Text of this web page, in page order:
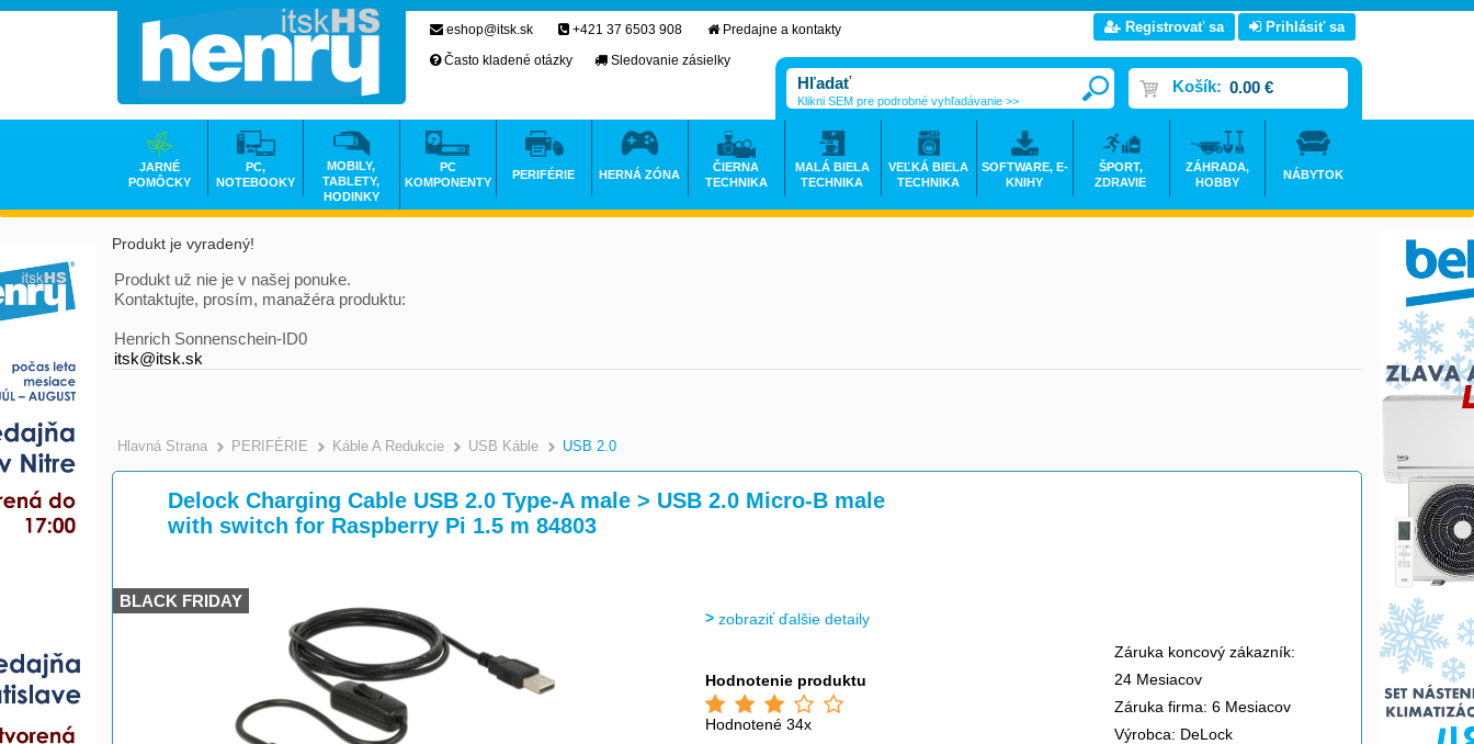
Produkt je vyradený!
Produkt už nie je v našej ponuke.
Kontaktujte, prosím, manažéra produktu:
Henrich Sonnenschein-ID0
itsk@itsk.sk
Hlavná Strana >
PERIFÉRIE >
Káble A Redukcie >
USB Káble >
USB 2.0
Delock Charging Cable USB 2.0 Type-A male > USB 2.0 Micro-B male
with switch for Raspberry Pi 1.5 m 84803
BLACK FRIDAY
zobraziť ďalšie detaily
Hodnotenie produktu
Hodnotené 34x
Záruka koncový zákazník:
24 Mesiacov
Záruka firma: 6 Mesiacov
Výrobca: DeLock
eshop@itsk.sk +421 37 6503 908
Predajne a kontakty
Často kladené otázky
Sledovanie zásielky
Registrovať sa Prihlásiť sa
Košík: 0.00 €
Klikni SEM pre podrobné vyhľadávanie >>
JARNÉ
POMÔCKY
PC,
NOTEBOOKY
MOBILY,
TABLETY,
HODINKY
PC
KOMPONENTY
PERIFÉRIE HERNÁ ZÓNA
ČIERNA
TECHNIKA
MALÁ BIELA
TECHNIKA
VEĽKÁ BIELA
TECHNIKA
SOFTWARE, E-
KNIHY
ŠPORT,
ZDRAVIE
ZÁHRADA,
HOBBY
NÁBYTOK